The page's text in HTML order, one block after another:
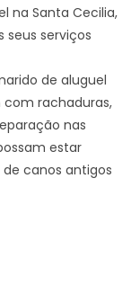
na Santa Cecilia,
serviços
de aluguel
rachaduras,
nas
estar
canos antigos